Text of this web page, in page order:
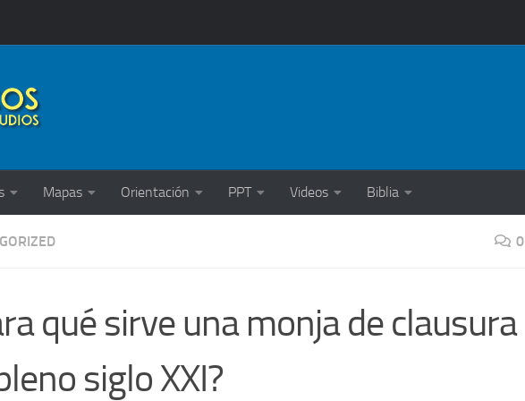
Mapas Orientación PPT Videos Biblia
0
qué sirve una monja de clausura
siglo XXI?